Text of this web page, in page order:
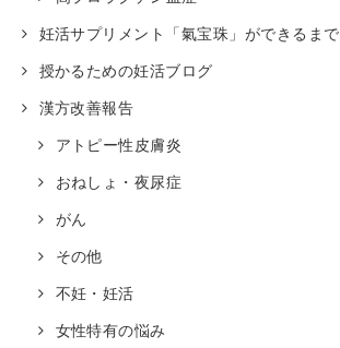
妊活サプリメント「氣宝珠」ができるまで
授かるための妊活ブログ
漢方改善報告
アトピー性皮膚炎
おねしょ・夜尿症
がん
その他
不妊・妊活
女性特有の悩み